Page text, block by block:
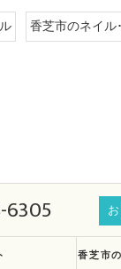
香芝市のネイル